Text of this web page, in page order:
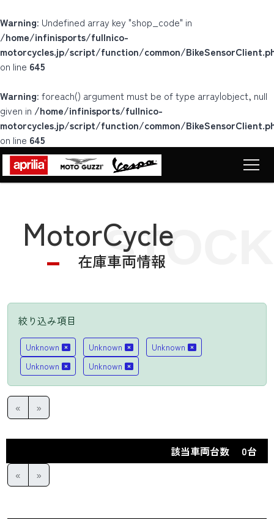
Warning: Undefined array key "shop_code" in
/home/infinisports/fullnico-
motorcycles.jp/script/function/common/
on line 645
Warning: foreach() argument must be of type array|object, null
given in /home/infinisports/fullnico-
motorcycles.jp/script/function/common/
on line 645
Motorcycle
車両販売
News
Company
Contact
お問い合わせ
MotorCycle
在庫車両情報
STOCK
LIST
絞り込み項目
Unknown Unknown
Unknown
Unknown
Unknown
« »
該当車両台数
0台
«
»